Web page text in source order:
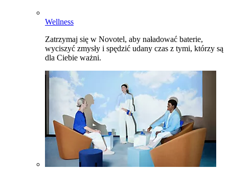
Wellness
Zatrzymaj się w Novotel, aby naładować baterie,
wyciszyć zmysły i spędzić udany czas z tymi, którzy są
dla Ciebie ważni.